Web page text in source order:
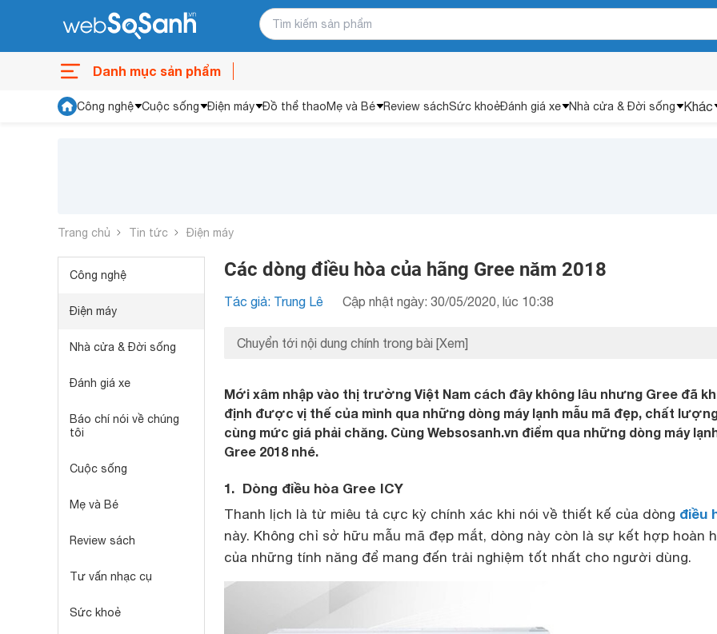
Danh mục sản phẩm
Công nghệ Cuộc sống Điện máy Đồ thể thaoMẹ và Bé Review sáchSức khoẻĐánh giá xe Nhà cửa & Đời sống Khác
Trang chủ Tin tức Điện máy
Công nghệ
Điện máy
Nhà cửa & Đời sống
Đánh giá xe
Báo chí nói về chúng
tôi
Cuộc sống
Mẹ và Bé
Review sách
Tư vấn nhạc cụ
Sức khoẻ
Các dòng điều hòa của hãng Gree năm 2018
Tác giả: Trung Lê Cập nhật ngày: 30/05/2020, lúc 10:38
Chuyển tới nội dung chính trong bài [Xem]
Mới xâm nhập vào thị trường Việt Nam cách đây không lâu nhưng Gree đã
định được vị thế của mình qua những dòng máy lạnh mẫu mã đẹp, chất
cùng mức giá phải chăng. Cùng Websosanh.vn điểm qua những dòng máy
Gree 2018 nhé.
1. Dòng điều hòa Gree ICY
Thanh lịch là từ miêu tả cực kỳ chính xác khi nói về thiết kế của dòng điều
này. Không chỉ sở hữu mẫu mã đẹp mắt, dòng này còn là sự kết hợp hoàn
của những tính năng để mang đến trải nghiệm tốt nhất cho người dùng.